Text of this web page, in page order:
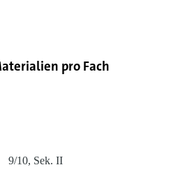
pro Fach
9/10, Sek. II